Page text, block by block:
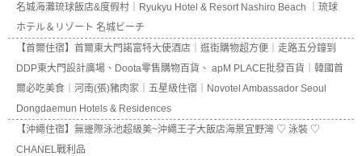
名城海灘琉球飯店&度假村｜Ryukyu Hotel & Resort Nashiro Beach ｜琉球
ホテル＆リゾート 名城ビーチ
【首爾住宿】首爾東大門諾富特大使酒店｜逛街購物超方便｜走路五分鐘到
DDP東大門設計廣場、Doota零售購物百貨、 apM PLACE批發百貨｜韓國首
爾必吃美食｜河南(張)豬肉家｜五星級住宿｜Novotel Ambassador Seoul
Dongdaemun Hotels & Residences
【沖繩住宿】無邊際泳池超級美~沖繩王子大飯店海景宜野灣 ♡ 泳裝 ♡
CHANEL戰利品